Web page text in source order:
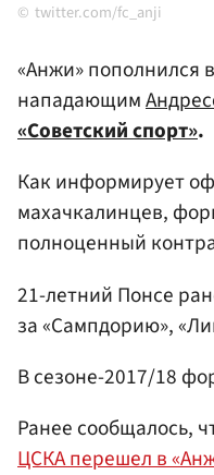
twitter.com/fc_anji
«Анжи» пополнился
нападающим
«Советский спорт».
Как информирует
махачкалинцев,
полноценный
21-летний Понсе
за «Сампдорию»,
В сезоне-2017/18
Ранее сообщалось,
ЦСКА перешел в